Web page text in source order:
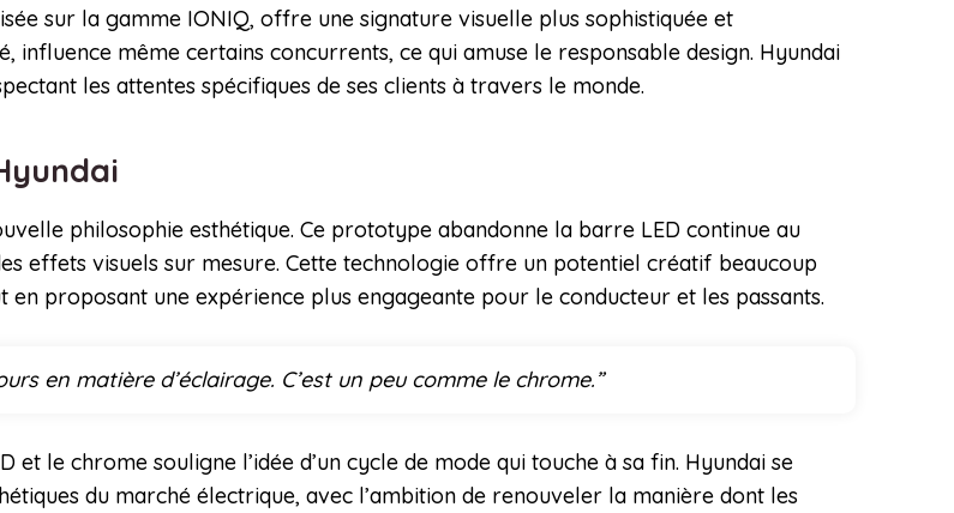
sur la gamme IONIQ, offre une signature visuelle plus sophistiquée et
influence même certains concurrents, ce qui amuse le responsable design. Hyundai
les attentes spécifiques de ses clients à travers le monde.
philosophie esthétique. Ce prototype abandonne la barre LED continue au
effets visuels sur mesure. Cette technologie offre un potentiel créatif beaucoup
proposant une expérience plus engageante pour le conducteur et les passants.
en matière d’éclairage. C’est un peu comme le chrome.”
le chrome souligne l’idée d’un cycle de mode qui touche à sa fin. Hyundai se
du marché électrique, avec l’ambition de renouveler la manière dont les